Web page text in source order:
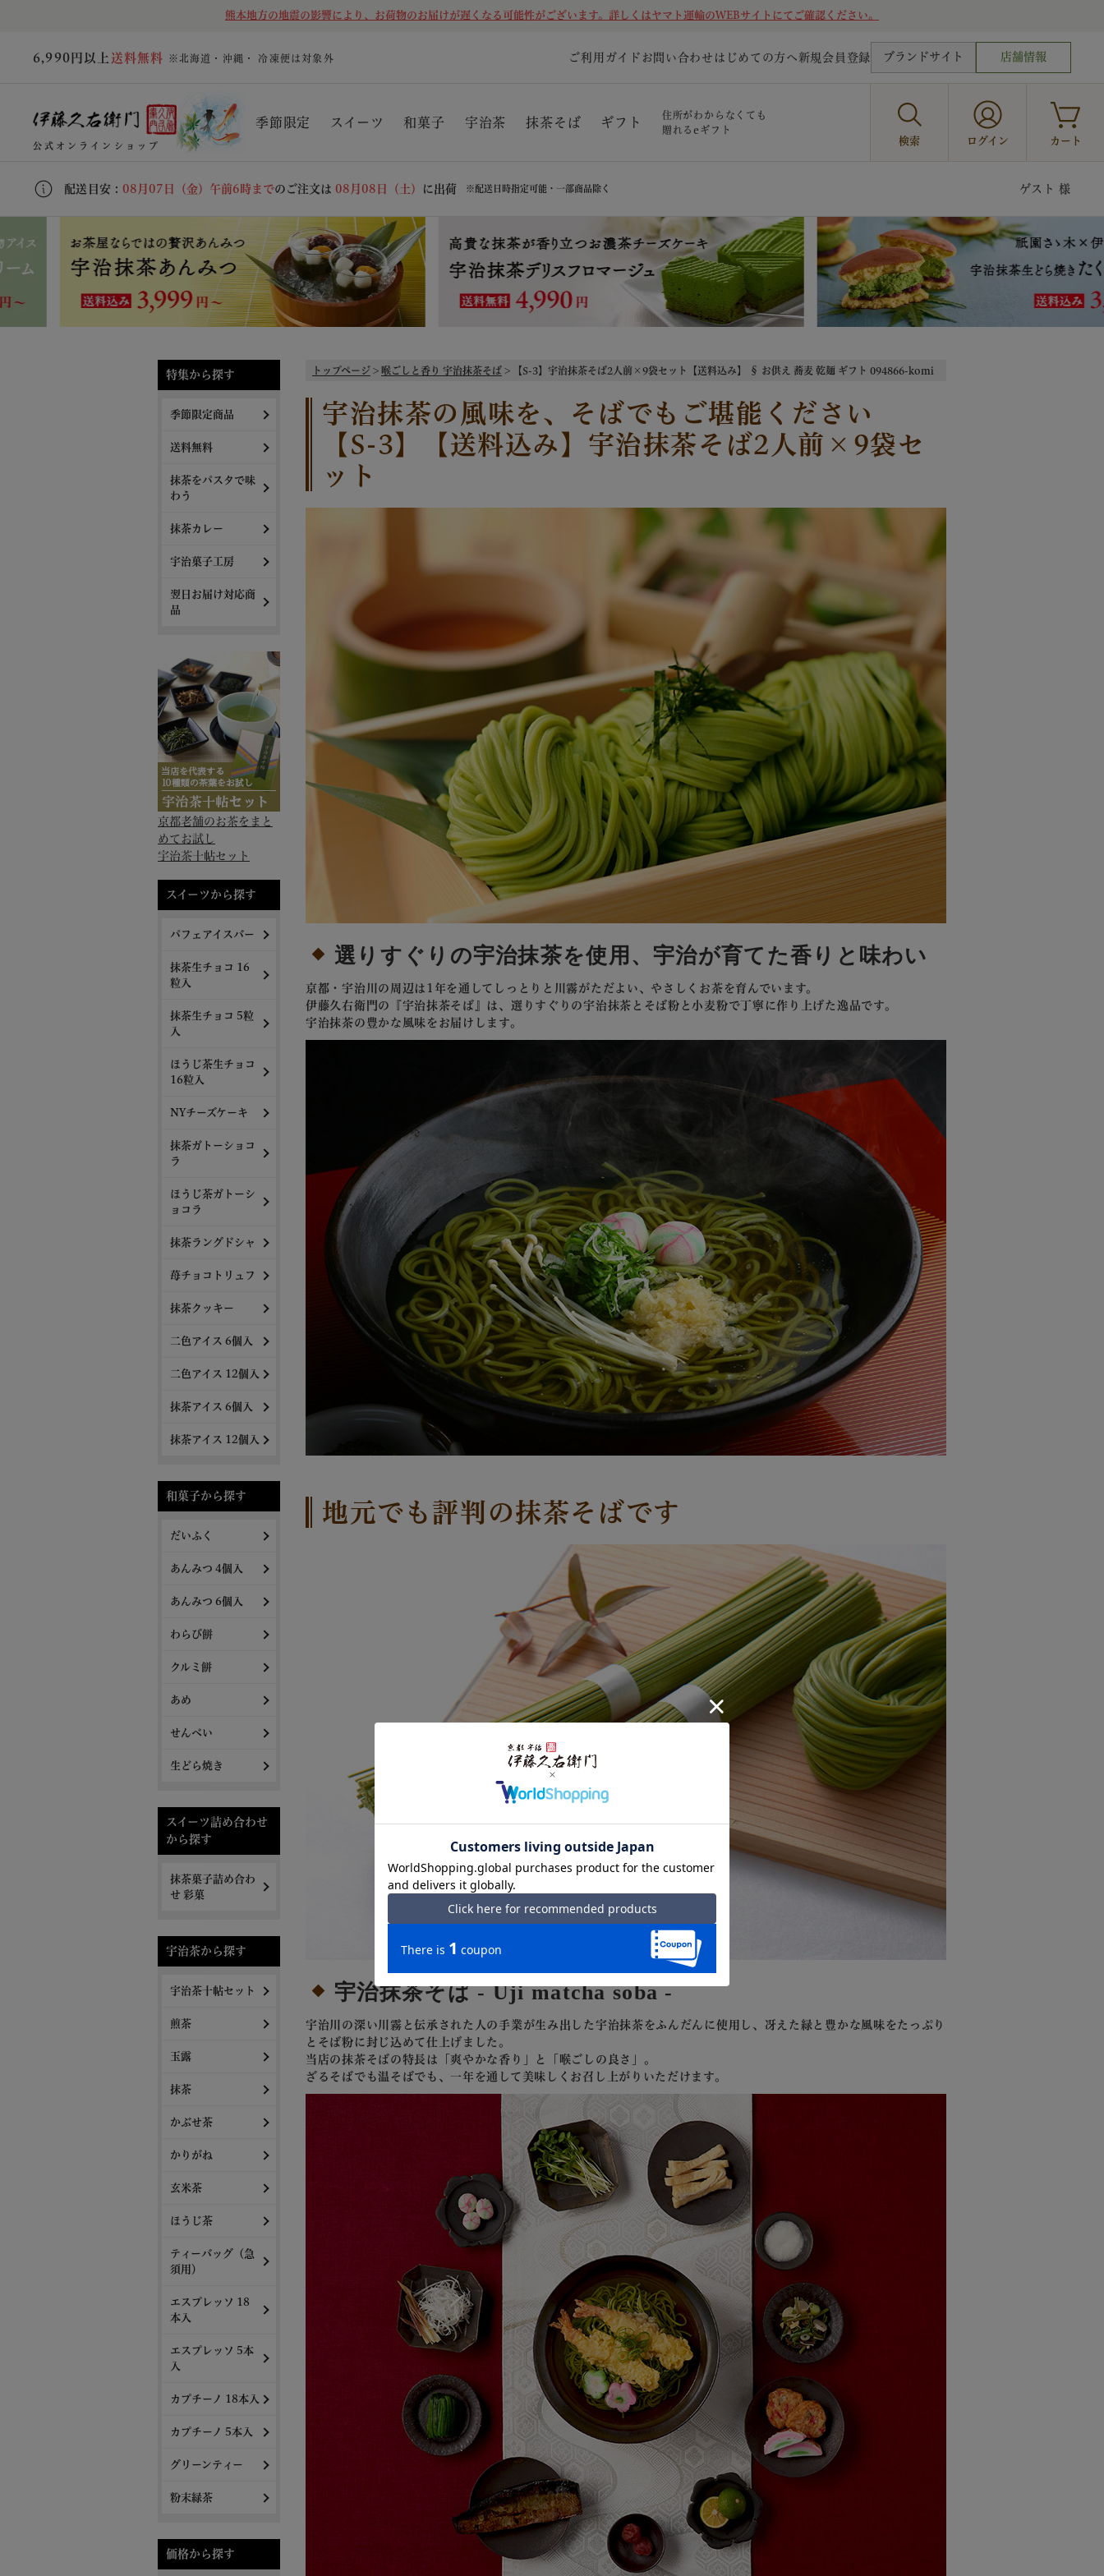
熊本地方の地震の影響により、お荷物のお届けが遅くなる可能性がございます。詳しくはヤマト運輸のWEBサイトにてご確認ください。
6,990円以上 送料無料 ※北海道・沖縄・ 冷凍便は対象外 ご利用ガイド お問い合わせ はじめての方へ 新規会員登録 ブランドサイト 店舗情報
公式オンラインショップ
季節限定 スイーツ 和菓子 宇治茶 抹茶そば ギフト
住所がわからなくても
贈れるeギフト
検索 ログイン カート
配送目安 : 08月07日（金）午前6時までのご注文は 08月08日（土） に出荷 ※配送日時指定可能・一部商品除く ゲスト 様
特集から探す
季節限定商品
送料無料
抹茶をパスタで味
わう
抹茶カレー
宇治菓子工房
翌日お届け対応商
品
京都老舗のお茶をまと
めてお試し
宇治茶十帖セット
スイーツから探す
パフェアイスバー
抹茶生チョコ 16
粒入
抹茶生チョコ 5粒
入
ほうじ茶生チョコ
16粒入
NYチーズケーキ
抹茶ガトーショコ
ラ
ほうじ茶ガトーシ
ョコラ
抹茶ラングドシャ
苺チョコトリュフ
抹茶クッキー
二色アイス 6個入
二色アイス 12個入
抹茶アイス 6個入
抹茶アイス 12個入
和菓子から探す
だいふく
あんみつ 4個入
あんみつ 6個入
わらび餅
クルミ餅
あめ
せんべい
生どら焼き
スイーツ詰め合わせ
から探す
抹茶菓子詰め合わ
せ 彩菓
宇治茶から探す
宇治茶十帖セット
煎茶
玉露
抹茶
かぶせ茶
かりがね
玄米茶
ほうじ茶
ティーバッグ（急
須用）
エスプレッソ 18
本入
エスプレッソ 5本
入
カプチーノ 18本入
カプチーノ 5本入
グリーンティー
粉末緑茶
価格から探す
トップページ 喉ごしと香り 宇治抹茶そば 【S-3】宇治抹茶そば2人前×9袋セット【送料込み】 § お供え 蕎麦 乾麺 ギフト 094866-komi
宇治抹茶の風味を、そばでもご堪能ください
【S-3】【送料込み】宇治抹茶そば2人前×9袋セ
ット
選りすぐりの宇治抹茶を使用、宇治が育てた香りと味わい
京都・宇治川の周辺は1年を通してしっとりと川霧がただよい、やさしくお茶を育んでいます。
伊藤久右衛門の『宇治抹茶そば』は、選りすぐりの宇治抹茶とそば粉と小麦粉で丁寧に作り上げた逸品です。
宇治抹茶の豊かな風味をお届けします。
地元でも評判の抹茶そばです
宇治抹茶そば - Uji matcha soba -
宇治川の深い川霧と伝承された人の手業が生み出した宇治抹茶をふんだんに使用し、冴えた緑と豊かな風味をたっぷり
とそば粉に封じ込めて仕上げました。
当店の抹茶そばの特長は「爽やかな香り」と「喉ごしの良さ」。
ざるそばでも温そばでも、一年を通して美味しくお召し上がりいただけます。